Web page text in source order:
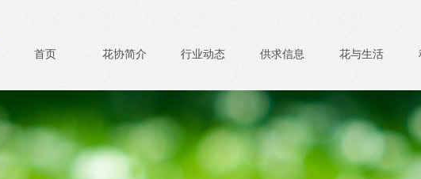
首页 花协简介 行业动态 供求信息 花与生活